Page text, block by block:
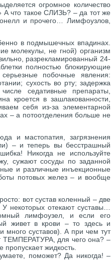
огромное количество
А что такое СЛИЗЬ? – да тот же
и прочего… Лимфоузлов,
в подмышечных впадинах.
молекулы, не гной) организм
разрекламированный 24-
полностью блокирующие
побочные явления:
сухость во рту; задержка
седативные препараты,
кроется в зашлакованности,
себя из-за элементарной
– а потоотделения больше не
и мастопатия, загрязнения
– и теперь вы бесстрашный
Никогда не используйте
сужают сосуды по заданной
и различные инъекционные
потовых желез – и вообще
вот сустав коленный – две
некоторых отекают суставы…
лимфоузел, и если его
живет в крови – то здесь и
много суставов). А при чем тут
ТЕМПЕРАТУРА, для чего она? –
жидкость.
поможет? Да никогда! –